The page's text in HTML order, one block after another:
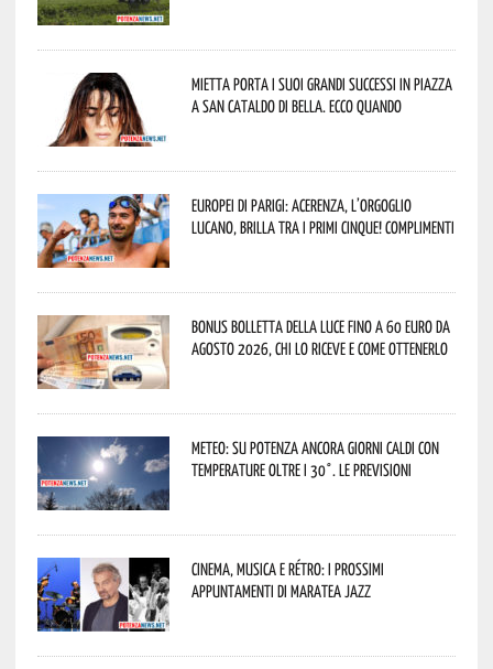
Mietta porta i suoi grandi successi in piazza
a San Cataldo di Bella. Ecco quando
Europei di Parigi: Acerenza, l’orgoglio
lucano, brilla tra i primi cinque! Complimenti
Bonus bolletta della luce fino a 60 euro da
agosto 2026, chi lo riceve e come ottenerlo
Meteo: su Potenza ancora giorni caldi con
temperature oltre i 30°. Le previsioni
Cinema, musica e rétro: i prossimi
appuntamenti di Maratea Jazz